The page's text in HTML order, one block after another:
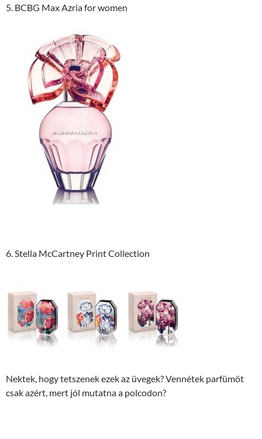
5. BCBG Max Azria for women
6. Stella McCartney Print Collection
Nektek, hogy tetszenek ezek az üvegek? Vennétek parfümöt
csak azért, mert jól mutatna a polcodon?